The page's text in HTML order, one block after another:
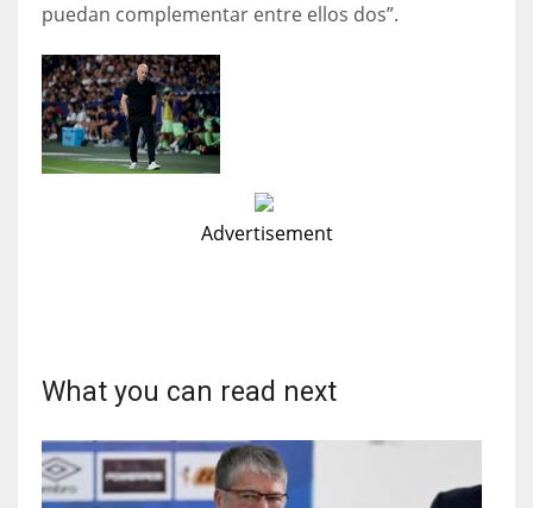
puedan complementar entre ellos dos”.
Advertisement
What you can read next